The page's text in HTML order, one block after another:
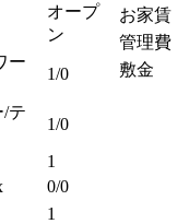
オープ
ン
ー
1/0
テ
1/0
1
0/0
1
お家賃
管理費
敷金